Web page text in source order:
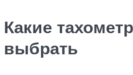
Какие
выбрать